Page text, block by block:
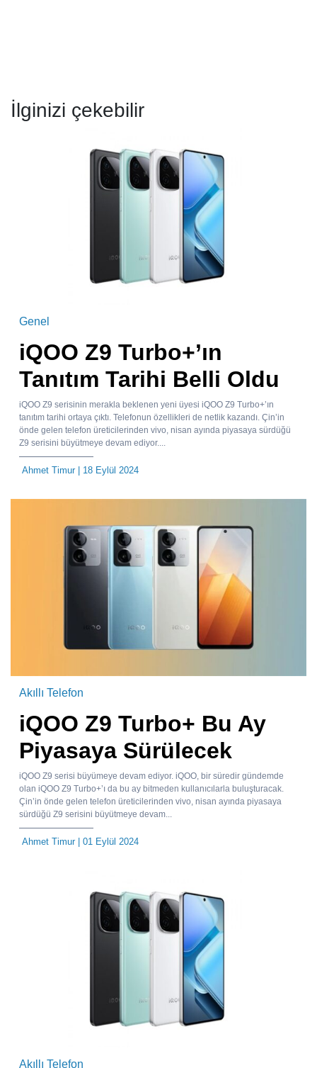
İlginizi çekebilir
Genel
iQOO Z9 Turbo+’ın
Tanıtım Tarihi Belli Oldu
iQOO Z9 serisinin merakla beklenen yeni üyesi iQOO Z9 Turbo+’ın
tanıtım tarihi ortaya çıktı. Telefonun özellikleri de netlik kazandı. Çin’in
önde gelen telefon üreticilerinden vivo, nisan ayında piyasaya sürdüğü
Z9 serisini büyütmeye devam ediyor....
Ahmet Timur| 18 Eylül 2024
Akıllı Telefon
iQOO Z9 Turbo+ Bu Ay
Piyasaya Sürülecek
iQOO Z9 serisi büyümeye devam ediyor. iQOO, bir süredir gündemde
olan iQOO Z9 Turbo+’ı da bu ay bitmeden kullanıcılarla buluşturacak.
Çin’in önde gelen telefon üreticilerinden vivo, nisan ayında piyasaya
sürdüğü Z9 serisini büyütmeye devam...
Ahmet Timur| 01 Eylül 2024
Akıllı Telefon